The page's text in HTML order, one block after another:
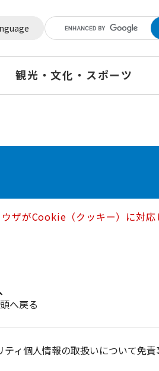
観光・文化・スポーツ
ザがCookie（クッキー）に対
へ戻る
ティ個人情報の取扱いについて免責